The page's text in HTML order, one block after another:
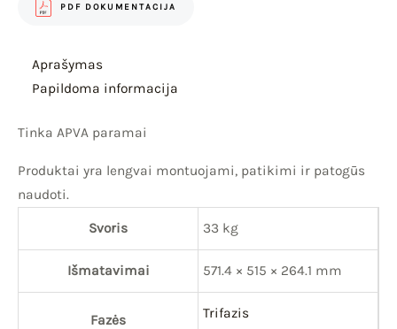
PDF DOKUMENTACIJA
Aprašymas
Papildoma informacija
Tinka APVA paramai
Produktai yra lengvai montuojami, patikimi ir patogūs
naudoti.
Svoris 33 kg
Išmatavimai 571.4 × 515 × 264.1 mm
Fazės Trifazis